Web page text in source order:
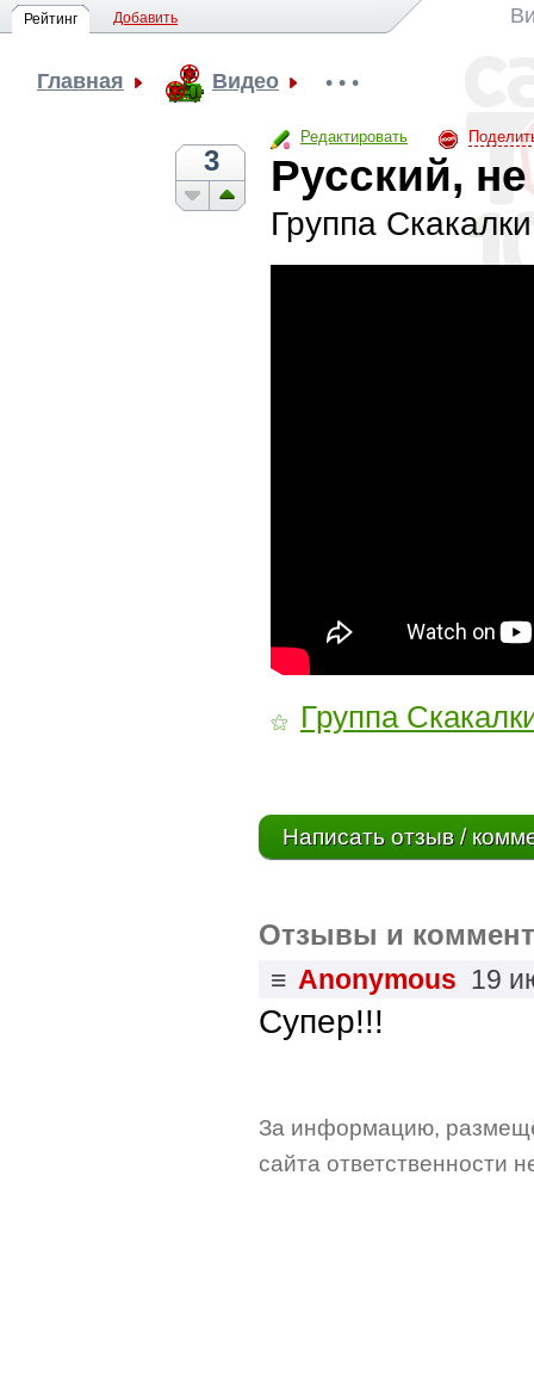
Рейтинг Добавить
Главная Видео • • •
Редактировать
3 Русский,
Группа
⚝ Группа
Написать отзыв /
Отзывы и
≡ Anonymous 19
Супер!!!
За информацию,
сайта ответственности